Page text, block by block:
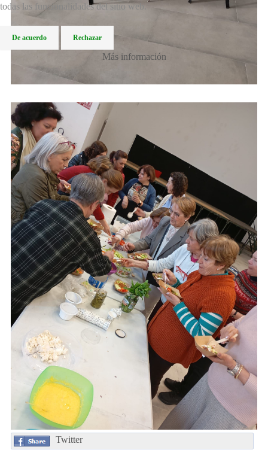
Twitter
todas las funcionalidades del sitio web.
De acuerdo Rechazar
Más información